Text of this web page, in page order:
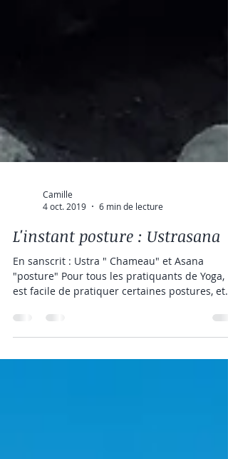
4 oct. 2019
6 min de lecture
L'instant posture : Ustrasana
En sanscrit : Ustra " Chameau" et Asana
est facile de pratiquer certaines postures, et...